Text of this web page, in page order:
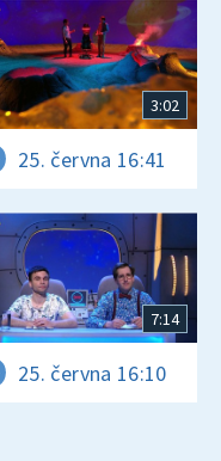
3:02
25. června 16:41
7:14
25. června 16:10